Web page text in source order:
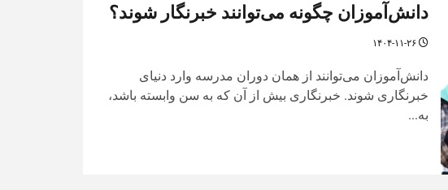
دانش‌آموزان چگونه می‌توانند خبرنگار شوند؟
۱۴۰۴-۱۱-۲۶
دانش‌آموزان می‌توانند از همان دوران مدرسه وارد دنیای
خبرنگاری شوند. خبرنگاری بیش از آن که به سن وابسته باشد،
به...